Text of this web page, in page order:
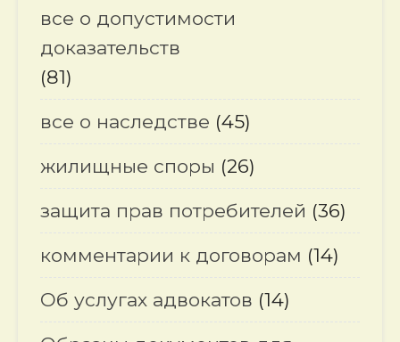
все о допустимости
доказательств
(81)
все о наследстве (45)
жилищные споры (26)
защита прав потребителей (36)
комментарии к договорам (14)
Об услугах адвокатов (14)